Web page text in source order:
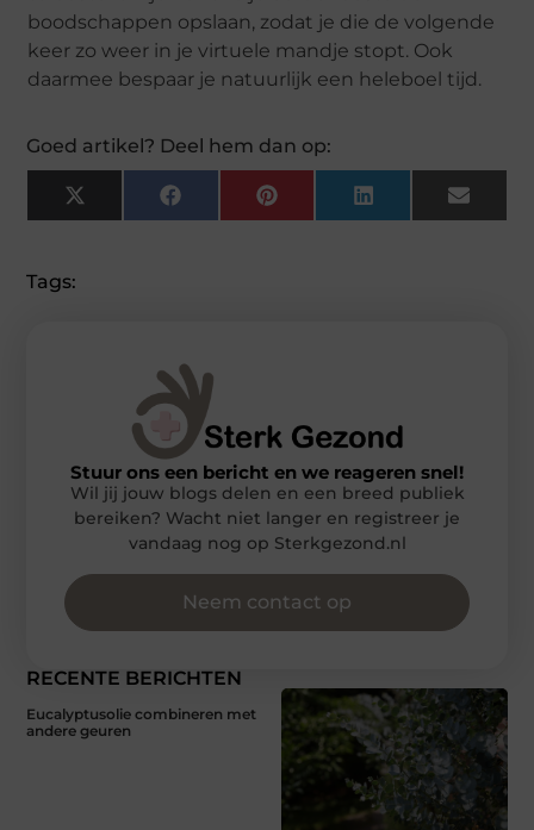
boodschappen opslaan, zodat je die de volgende
keer zo weer in je virtuele mandje stopt. Ook
daarmee bespaar je natuurlijk een heleboel tijd.
Goed artikel? Deel hem dan op:
X
(Twitter)
FacebookPinterestLinkedInEmail
Tags:
RECENTE BERICHTEN
Eucalyptusolie combineren met
andere geuren
Stuur ons een bericht en we reageren snel!
Wil jij jouw blogs delen en een breed publiek
bereiken? Wacht niet langer en registreer je
vandaag nog op Sterkgezond.nl
Neem contact op